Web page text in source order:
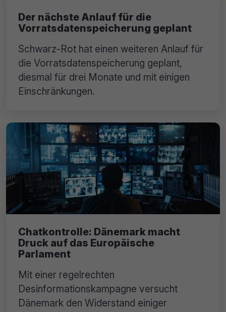
Der nächste Anlauf für die
Vorratsdatenspeicherung geplant
Schwarz-Rot hat einen weiteren Anlauf für
die Vorratsdatenspeicherung geplant,
diesmal für drei Monate und mit einigen
Einschränkungen.
Chatkontrolle: Dänemark macht
Druck auf das Europäische
Parlament
Mit einer regelrechten
Desinformationskampagne versucht
Dänemark den Widerstand einiger